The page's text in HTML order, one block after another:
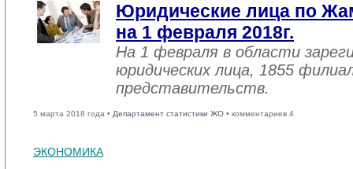
Юридические лица по
на 1 февраля 2018г.
На 1 февраля в области
юридических лица, 1855
представительств.
5 марта 2018 года • Департамент статистики ЖО • комментариев 4
ЭКОНОМИКА